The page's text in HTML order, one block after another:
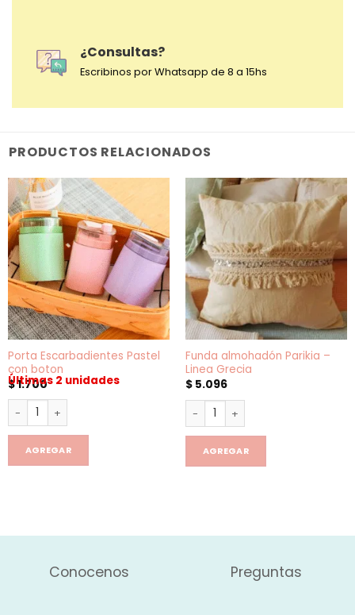
¿Consultas?
Escribinos por Whatsapp de 8 a 15hs
PRODUCTOS RELACIONADOS
Porta Escarbadientes Pastel
con boton
$1.700
Últimas 2 unidades
Porta Escarbadientes Pastel con boton cantidad
AGREGAR
Funda almohadón Parikia –
Linea Grecia
$5.096
Funda almohadón Parikia -
AGREGAR
Conocenos Preguntas